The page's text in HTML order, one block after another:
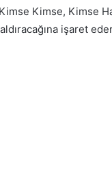
Kimse, Kimse
işaret